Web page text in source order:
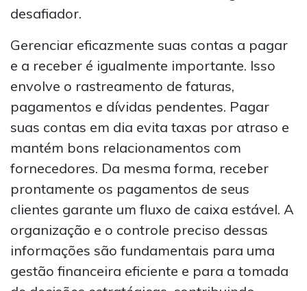
desafiador.
Gerenciar eficazmente suas contas a pagar
e a receber é igualmente importante. Isso
envolve o rastreamento de faturas,
pagamentos e dívidas pendentes. Pagar
suas contas em dia evita taxas por atraso e
mantém bons relacionamentos com
fornecedores. Da mesma forma, receber
prontamente os pagamentos de seus
clientes garante um fluxo de caixa estável. A
organização e o controle preciso dessas
informações são fundamentais para uma
gestão financeira eficiente e para a tomada